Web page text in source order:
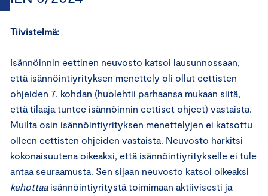
Tiivistelmä:
Isännöinnin eettinen neuvosto katsoi lausunnossaan,
että isännöintiyrityksen menettely oli ollut eettisten
ohjeiden 7. kohdan (huolehtii parhaansa mukaan siitä,
että tilaaja tuntee isännöinnin eettiset ohjeet) vastaista.
Muilta osin isännöintiyrityksen menettelyjen ei katsottu
olleen eettisten ohjeiden vastaista. Neuvosto harkitsi
kokonaisuutena oikeaksi, että isännöintiyritykselle ei tule
antaa seuraamusta. Sen sijaan neuvosto katsoi oikeaksi
kehottaaisännöintiyritystä toimimaan aktiivisesti ja